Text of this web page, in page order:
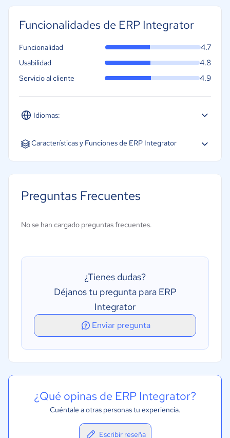
Funcionalidades de ERP Integrator
Idiomas:
Español
Funcionalidad 4.7
Usabilidad 4.8
Servicio al cliente 4.9
Características y Funciones de ERP Integrator
Gestión de cadena de suministro
Gestión de la distribución
Gestión de pedidos
Gestión de proyectos
Preguntas Frecuentes
No se han cargado preguntas frecuentes.
¿Tienes dudas?
Déjanos tu pregunta para ERP
Integrator
Enviar pregunta
¿Qué opinas de ERP Integrator?
Cuéntale a otras personas tu experiencia.
Escribir reseña